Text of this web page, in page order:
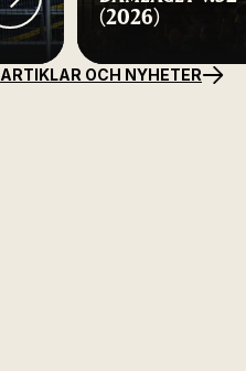
(2026)
ARTIKLAR OCH NYHETER